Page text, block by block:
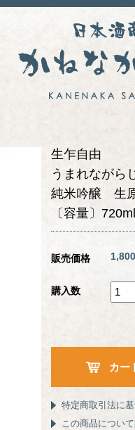
生乍自由
うまれながら
純米吟醸 生
〔容量〕720ml
販売価格
購入数
特定商取引法に
この商品につい